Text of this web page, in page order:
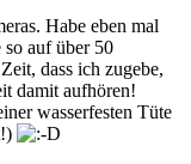
Habe eben mal
so auf über 50
dass ich zugebe,
damit aufhören!
wasserfesten Tüte